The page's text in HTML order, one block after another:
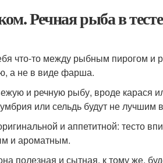
Речная рыба в
что-то между рыбным пирогом
а не в виде фарша.
и речную рыбу, вроде карася
или сельдь будут не лучшим
и аппетитной: тесто
и ароматным.
полезная и сытная, к тому же,